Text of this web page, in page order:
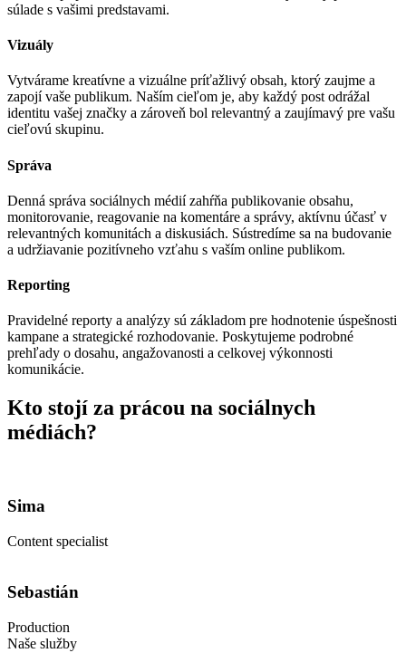
súlade s vašimi predstavami.
Vizuály
Vytvárame kreatívne a vizuálne príťažlivý obsah, ktorý zaujme a
zapojí vaše publikum. Naším cieľom je, aby každý post odrážal
identitu vašej značky a zároveň bol relevantný a zaujímavý pre vašu
cieľovú skupinu.
Správa
Denná správa sociálnych médií zahŕňa publikovanie obsahu,
monitorovanie, reagovanie na komentáre a správy, aktívnu účasť v
relevantných komunitách a diskusiách. Sústredíme sa na budovanie
a udržiavanie pozitívneho vzťahu s vaším online publikom.
Reporting
Pravidelné reporty a analýzy sú základom pre hodnotenie úspešnosti
kampane a strategické rozhodovanie. Poskytujeme podrobné
prehľady o dosahu, angažovanosti a celkovej výkonnosti
komunikácie.
Kto stojí za prácou na sociálnych
médiách?
Sima
Content specialist
Sebastián
Production
Naše služby